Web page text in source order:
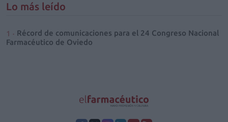
Lo más leído
Récord de comunicaciones para el 24 Congreso Nacional
Farmacéutico de Oviedo